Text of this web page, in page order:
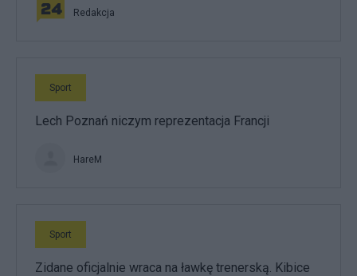
Redakcja
Sport
Lech Poznań niczym reprezentacja Francji
HareM
Sport
Zidane oficjalnie wraca na ławkę trenerską. Kibice